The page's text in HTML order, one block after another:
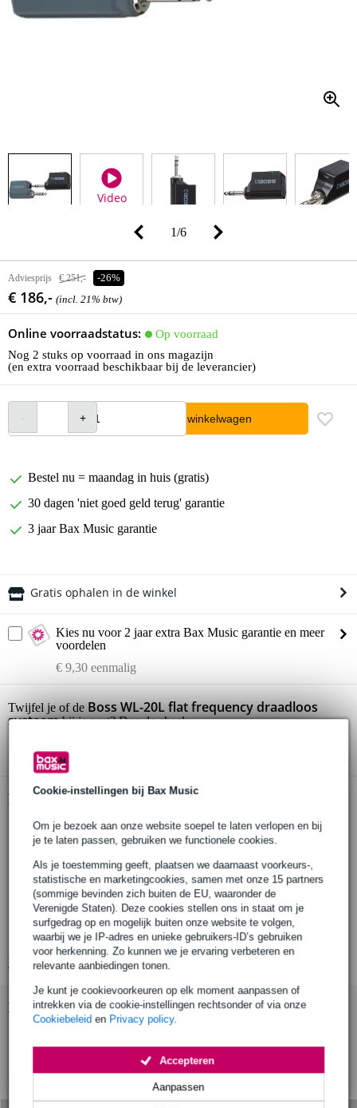
Cookie-instellingen bij Bax Music
Om je bezoek aan onze website soepel te laten verlopen en bij
je te laten passen, gebruiken we functionele cookies.
Als je toestemming geeft, plaatsen we daarnaast voorkeurs-,
statistische en marketingcookies, samen met onze 15 partners
(sommige bevinden zich buiten de EU, waaronder de
Verenigde Staten). Deze cookies stellen ons in staat om je
surfgedrag op en mogelijk buiten onze website te volgen,
waarbij we je IP-adres en unieke gebruikers-ID’s gebruiken
voor herkenning. Zo kunnen we je ervaring verbeteren en
relevante aanbiedingen tonen.
Je kunt je cookievoorkeuren op elk moment aanpassen of
intrekken via de cookie-instellingen rechtsonder of via onze
Cookiebeleid en Privacy policy.
Aanpassen
Accepteren
Video
1/6
Adviesprijs € 251,- -26%
€ 186,- (incl. 21% btw)
Online voorraadstatus:
Op voorraad
Nog 2 stuks op voorraad in ons magazijn
(en extra voorraad beschikbaar bij de leverancier)
In winkelwagen
Bestel nu = maandag in huis (gratis)
30 dagen 'niet goed geld terug' garantie
3 jaar Bax Music garantie
Gratis ophalen in de winkel
Kies nu voor 2 jaar extra Bax Music garantie en meer
voordelen
€ 9,30 eenmalig
Twijfel je of deBoss WL-20L flat frequency draadloos
systeembij je past? Doe de check.
Productinformatie
Boss draadloos systeem
flat frequency versie van de WL-20
plug and play systeem voor gitaar, bas en andere elektronische
instrumenten
bij uitstek geschikt voor
gitaar of basgitaren met actieve elementen
elektrisch-akoestische gitaren met een ingebouwde voorversterker
Bekijk alle productspecificaties
Bekijk ook eens (5)